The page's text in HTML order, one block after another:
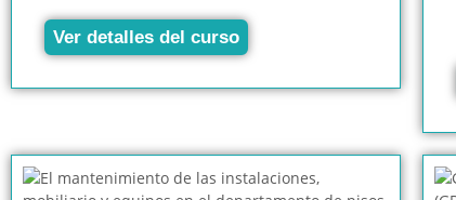
Ver detalles del curso